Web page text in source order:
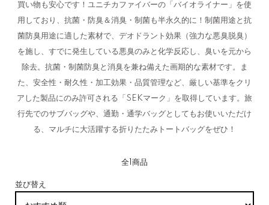
買い物も安心です！ユニチカファイバーの「バイオライナー」を使
用しており、抗菌・防臭＆消臭・制菌も半永久的に！制菌用途と抗
菌防臭用途に適した素材で、デオドラント効果（強力な悪臭脱臭）
を施し、すでに発生している悪臭のみと化学反応し、臭いを元から
除去。抗菌・制菌防臭と消臭を兼ね備えた画期的な素材です。ま
た、安全性・耐久性・加工効果・品質管理など、厳しい基準をクリ
アした製品にのみ許可される「SEKマーク」を取得しています。旅
行先でのサブバッグや、通勤・通学バッグとしてもお使いいただけ
る、マルチに大活躍する折りたたみトートバッグをぜひ！
全1商品
並び替え